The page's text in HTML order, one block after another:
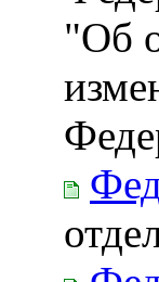
"Об